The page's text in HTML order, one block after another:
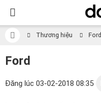
Thương hiệu Ford
Ford
Đăng lúc 03-02-2018 08:35